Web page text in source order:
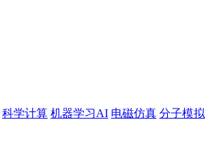
科学计算 机器学习AI 电磁仿真 分子模拟